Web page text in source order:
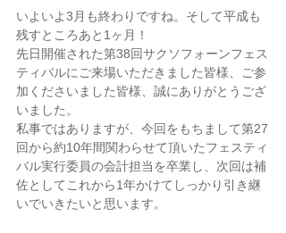
いよいよ3月も終わりですね。そして平成も
残すところあと1ヶ月！
先日開催された第38回サクソフォーンフェス
ティバルにご来場いただきました皆様、ご参
加くださいました皆様、誠にありがとうござ
いました。
私事ではありますが、今回をもちまして第27
回から約10年間関わらせて頂いたフェスティ
バル実行委員の会計担当を卒業し、次回は補
佐としてこれから1年かけてしっかり引き継
いでいきたいと思います。